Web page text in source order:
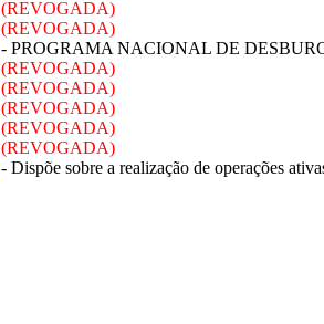
(REVOGADA)
(REVOGADA)
- PROGRAMA NACIONAL DE
(REVOGADA)
(REVOGADA)
(REVOGADA)
(REVOGADA)
(REVOGADA)
- Dispõe sobre a realização de operações